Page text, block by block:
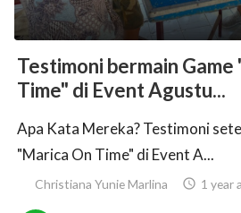
Testimoni bermain
Time" di Event Agustu...
Apa Kata Mereka? Testimoni
"Marica On Time" di Event A...
Christiana Yunie Marlina  1 year